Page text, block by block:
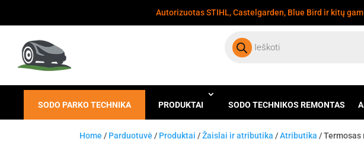
Autorizuotas STIHL, Castelgarden, Blue Bird ir kitų
search
SODO PARKO TECHNIKA PRODUKTAI SODO TECHNIKOS REMONTAS
Home / Parduotuvė / Produktai /Žaislai ir atributika /Atributika / Termosas